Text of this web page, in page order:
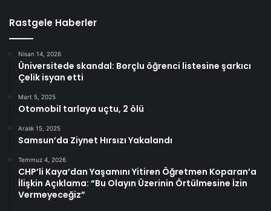
Rastgele Haberler
Nisan 14, 2026
Üniversitede skandal: Borçlu öğrenci listesine şarkıcı
Çelik isyan etti
Mart 5, 2025
Otomobil tarlaya uçtu, 2 ölü
Aralık 15, 2025
Samsun’da Ziynet Hırsızı Yakalandı
Temmuz 4, 2026
CHP’li Kaya’dan Yaşamını Yitiren Öğretmen Koparan’a
İlişkin Açıklama: “Bu Olayın Üzerinin Örtülmesine İzin
Vermeyeceğiz”